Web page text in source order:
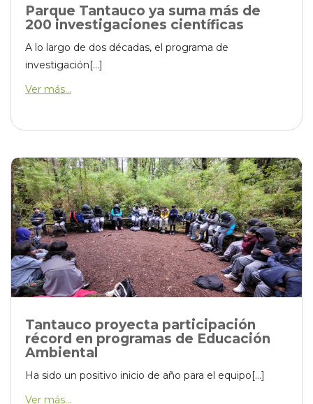
Parque Tantauco ya suma más de
200 investigaciones científicas
A lo largo de dos décadas, el programa de
investigación[...]
Ver más...
Tantauco proyecta participación
récord en programas de Educación
Ambiental
Ha sido un positivo inicio de año para el equipo[...]
Ver más...